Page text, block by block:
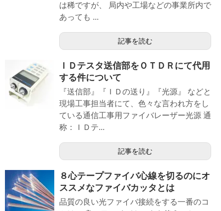
は稀ですが、 局内や工場などの事業所内で
あっても ...
記事を読む
ＩＤテスタ送信部をＯＴＤＲにて代用
する件について
『送信部』『ＩＤの送り』『光源』 などと
現場工事担当者にて、色々な言われ方をし
ている通信工事用ファイバレーザー光源 通
称：ＩＤテ...
記事を読む
８心テープファイバ心線を切るのにオ
ススメなファイバカッタとは
品質の良い光ファイバ接続をする一番のコ